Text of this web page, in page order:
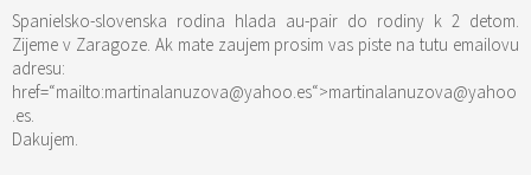
Spanielsko-slovenska rodina hlada au-pair do rodiny k 2 detom.
Zijeme v Zaragoze. Ak mate zaujem prosim vas piste na tutu emailovu
adresu:
href=“mailto:martinalanuzova@yahoo.es“>martinalanuzova@yahoo
.es.
Dakujem.